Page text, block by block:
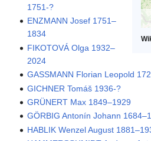
1751-?
ENZMANN Josef 1751–
1834
FIKOTOVÁ Olga 1932–
2024
GASSMANN Florian Leopold
GICHNER Tomáš 1936-?
GRÜNERT Max 1849–1929
GÖRBIG Antonín Johann
HABLIK Wenzel August